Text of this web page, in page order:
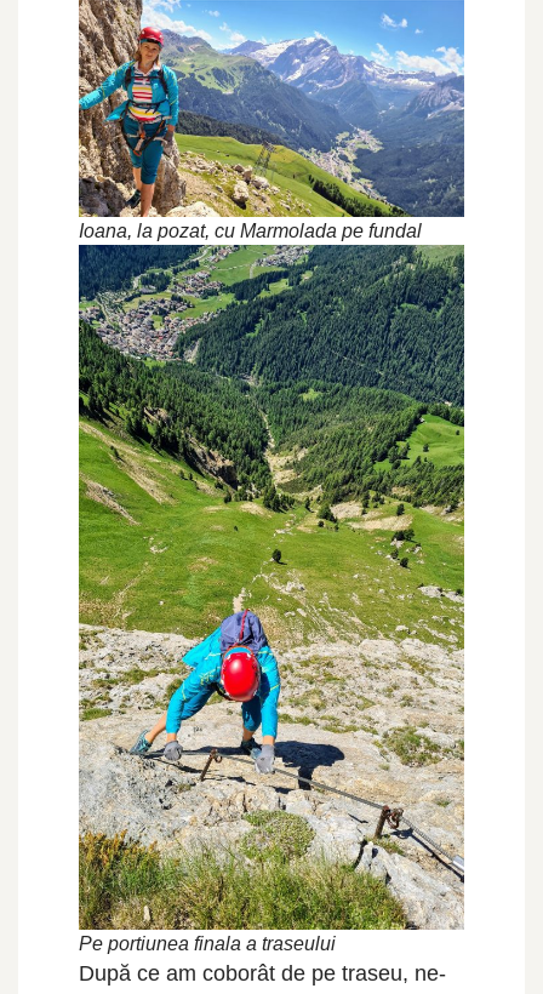
Ioana, la pozat, cu Marmolada pe fundal
Pe portiunea finala a traseului
După ce am coborât de pe traseu, ne-